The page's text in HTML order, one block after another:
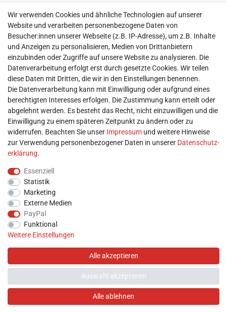
► Impressum
► Daten­schutz­erklärung
► AGB & Kundeninformation
► Barrierefreiheitserklärung
► Batterieentsorgung
► Kontakt
Mein Konto
► Registrieren
► Login
► Warenkorb
► Zur Kasse
Wir verwenden Cookies und ähnliche Technologien auf unserer
Website und verarbeiten personenbezogene Daten von
Besucher:innen unserer Webseite (z.B. IP-Adresse), um z.B. Inhalte
und Anzeigen zu personalisieren, Medien von Drittanbietern
einzubinden oder Zugriffe auf unsere Website zu analysieren. Die
Datenverarbeitung erfolgt erst durch gesetzte Cookies. Wir teilen
diese Daten mit Dritten, die wir in den Einstellungen benennen.
Die Datenverarbeitung kann mit Einwilligung oder aufgrund eines
berechtigten Interesses erfolgen. Die Zustimmung kann erteilt oder
abgelehnt werden. Es besteht das Recht, nicht einzuwilligen und die
Einwilligung zu einem späteren Zeitpunkt zu ändern oder zu
widerrufen. Beachten Sie unser Impressum und weitere Hinweise
zur Verwendung personenbezogener Daten in unserer Daten­schutz­
erklärung.
Essenziell
Statistik
Marketing
Externe Medien
PayPal
Funktional
Weitere Einstellungen
Alle akzeptieren
Alle ablehnen
Auswahl akzeptieren